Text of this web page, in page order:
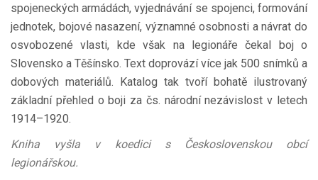
spojeneckých armádách, vyjednávání se spojenci, formování
jednotek, bojové nasazení, významné osobnosti a návrat do
osvobozené vlasti, kde však na legionáře čekal boj o
Slovensko a Těšínsko. Text doprovází více jak 500 snímků a
dobových materiálů. Katalog tak tvoří bohatě ilustrovaný
základní přehled o boji za čs. národní nezávislost v letech
1914–1920.
Kniha vyšla v koedici s Československou obcí
legionářskou.